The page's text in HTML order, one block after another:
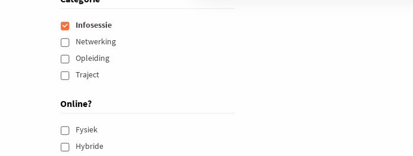
Infosessie
Netwerking
Opleiding
Traject
Online?
Fysiek
Hybride